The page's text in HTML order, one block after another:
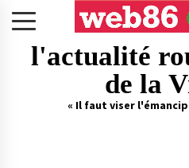
l'actualité
de la
« Il faut viser